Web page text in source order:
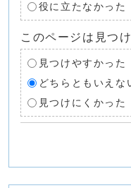
役に立たなかった
このページは見つ
見つけやすかった
どちらともいえな
見つけにくかった